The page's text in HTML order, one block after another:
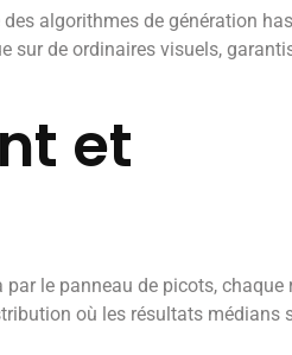
algorithmes de génération
sur de ordinaires visuels,
et
le panneau de picots, chaque
où les résultats médians